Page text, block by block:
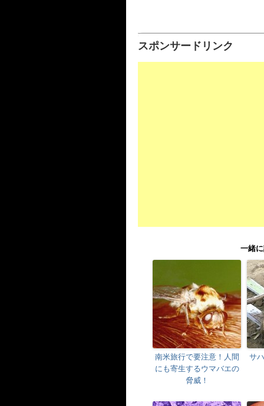
スポンサードリンク
一緒
南米旅行で要注意！人間
にも寄生するウマバエの
脅威！
サ